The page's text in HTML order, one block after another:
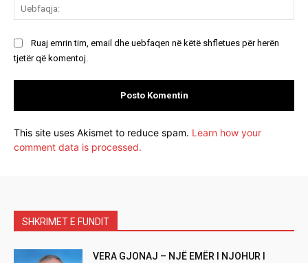
Ruaj emrin tim, email dhe uebfaqen në këtë shfletues për herën
tjetër që komentoj.
This site uses Akismet to reduce spam. Learn how your
comment data is processed.
SHKRIMET E FUNDIT
VERA GJONAJ – NJË EMËR I NJOHUR I